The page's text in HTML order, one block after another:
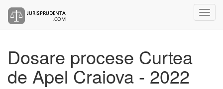
Dosare procese Curtea
de Apel Craiova - 2022